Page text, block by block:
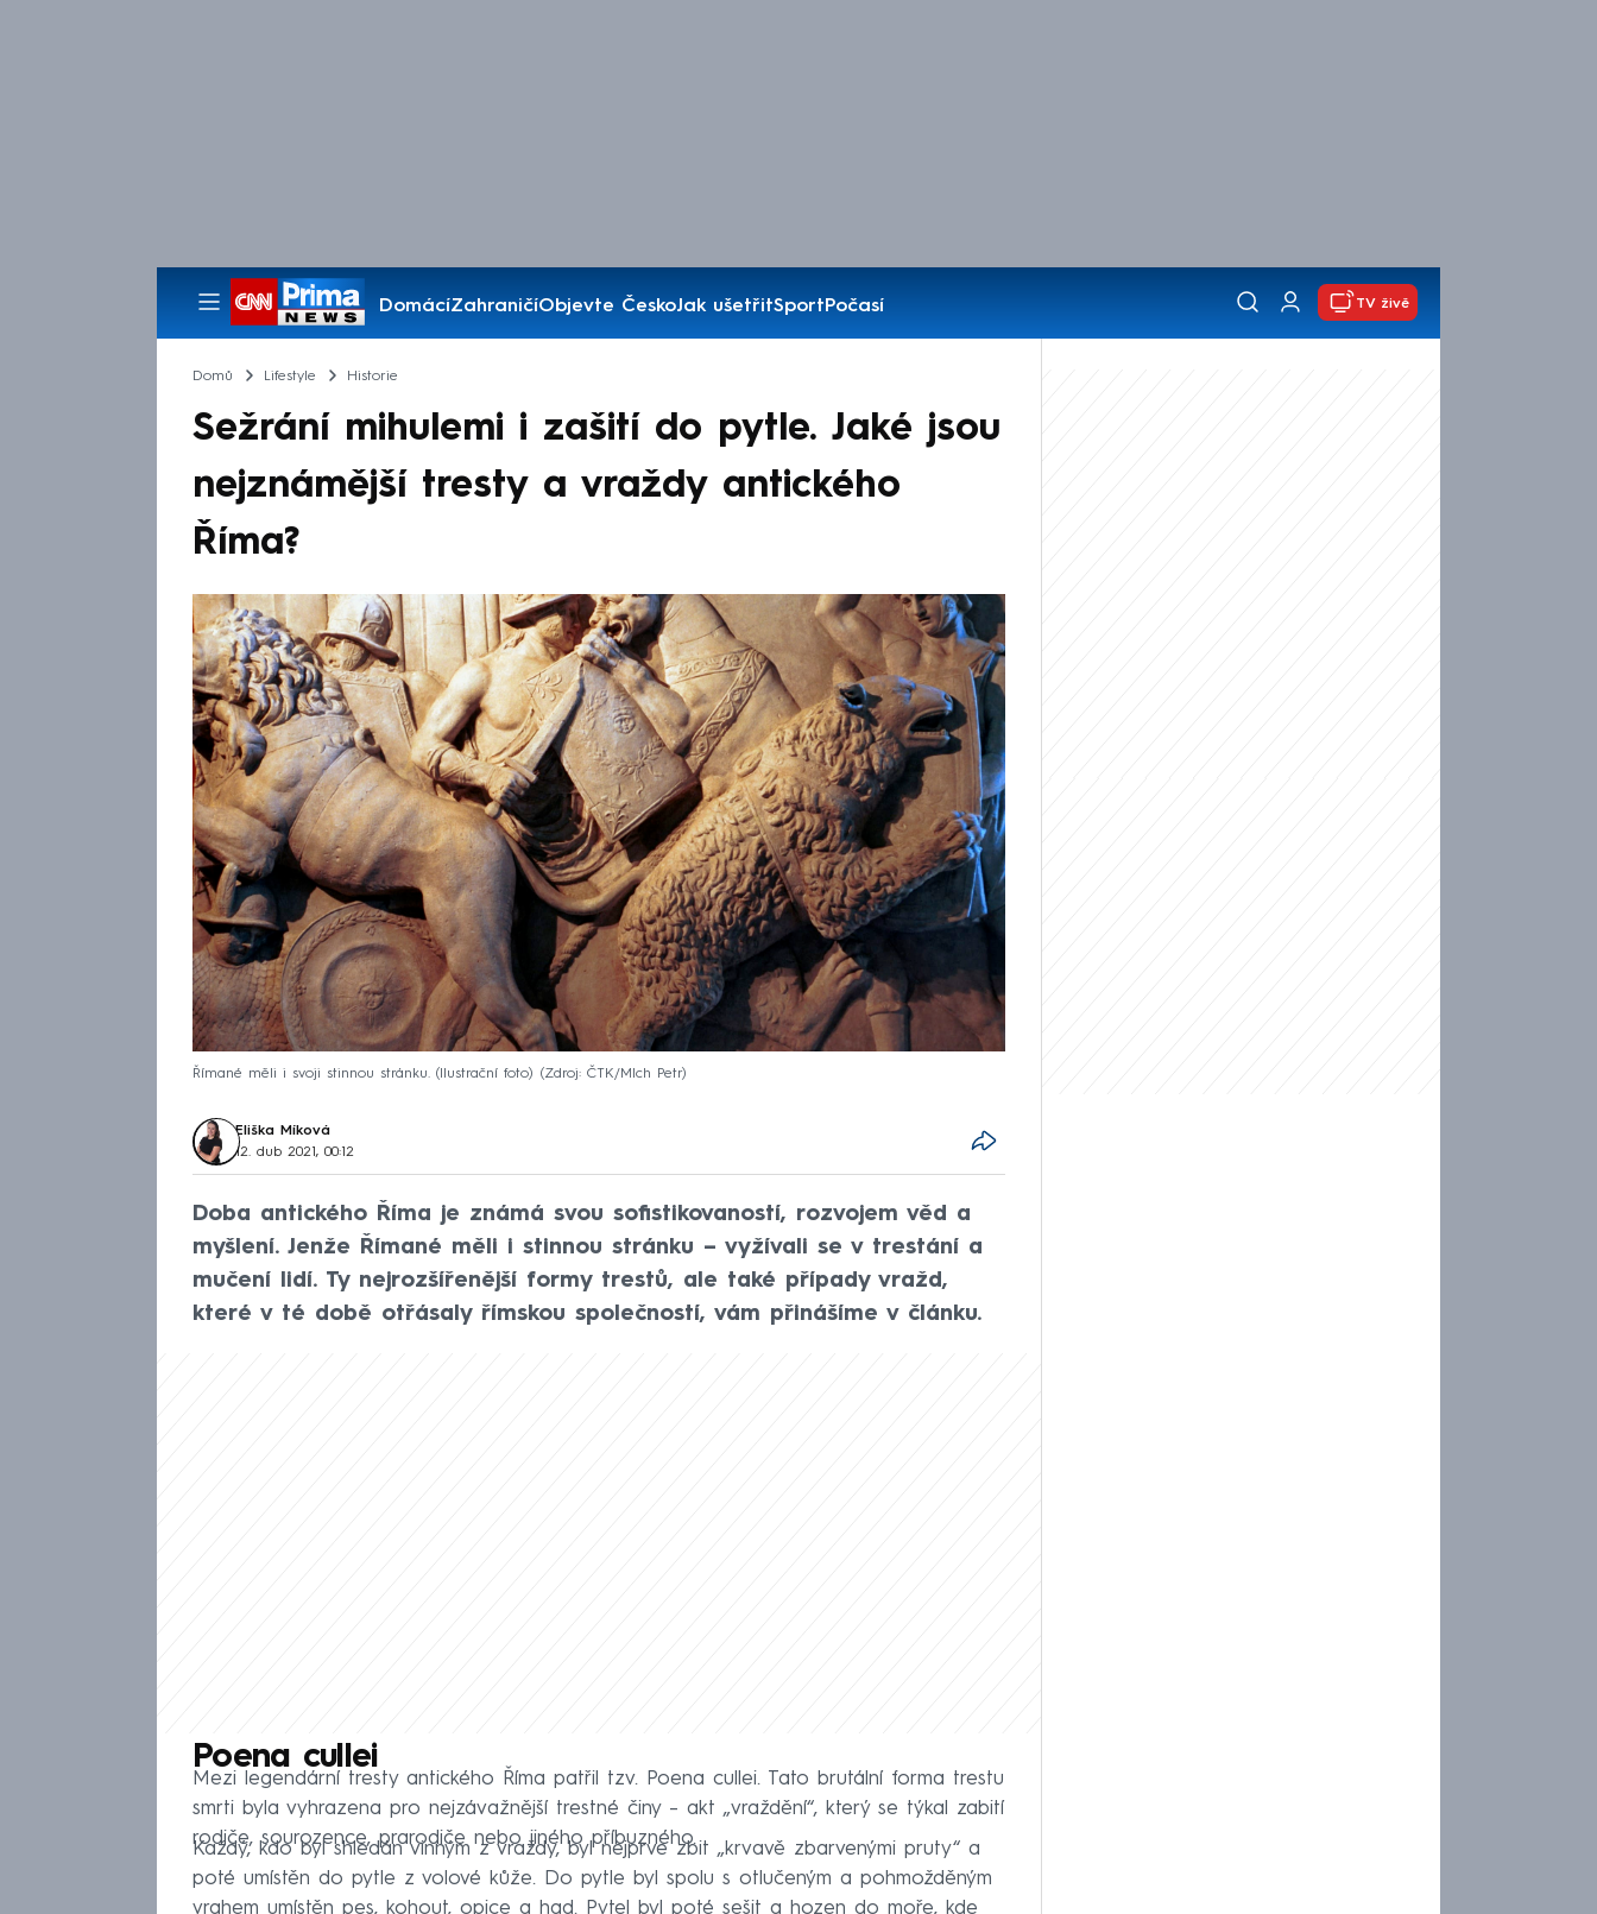
DomácíZahraničíObjevte ČeskoJak ušetřitSportPočasí
Pořady
TV živě
Domů Lifestyle Historie
Sežrání mihulemi i zašití do pytle. Jaké jsou
nejznámější tresty a vraždy antického
Říma?
Římané měli i svoji stinnou stránku. (Ilustrační foto) Zdroj: ČTK/Mlch Petr
Eliška Míková
12. dub 2021, 00:12
Doba antického Říma je známá svou sofistikovaností, rozvojem věd a
myšlení. Jenže Římané měli i stinnou stránku – vyžívali se v trestání a
mučení lidí. Ty nejrozšířenější formy trestů, ale také případy vražd,
které v té době otřásaly římskou společností, vám přinášíme v článku.
Poena cullei
Mezi legendární tresty antického Říma patřil tzv. Poena cullei. Tato brutální forma trestu
smrti byla vyhrazena pro nejzávažnější trestné činy – akt „vraždění“, který se týkal zabití
rodiče, sourozence, prarodiče nebo jiného příbuzného.
Každý, kdo byl shledán vinným z vraždy, byl nejprve zbit „krvavě zbarvenými pruty“ a
poté umístěn do pytle z volové kůže. Do pytle byl spolu s otlučeným a pohmožděným
vrahem umístěn pes, kohout, opice a had. Pytel byl poté sešit a hozen do moře, kde